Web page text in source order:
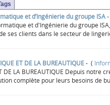
et d’Ingénierie du groupe ISA
et d'Ingénierie du groupe
ses clients dans le secteur de
ET DE LA BUREAUTIQUE- (
DE LA BUREAUTIQUE Depuis
complète pour leurs besoins de